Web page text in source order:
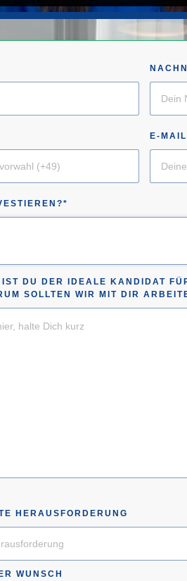
E-
DU DER IDEALE KANDIDAT
SOLLTEN WIR MIT DIR
HERAUSFORDERUNG
WUNSCH